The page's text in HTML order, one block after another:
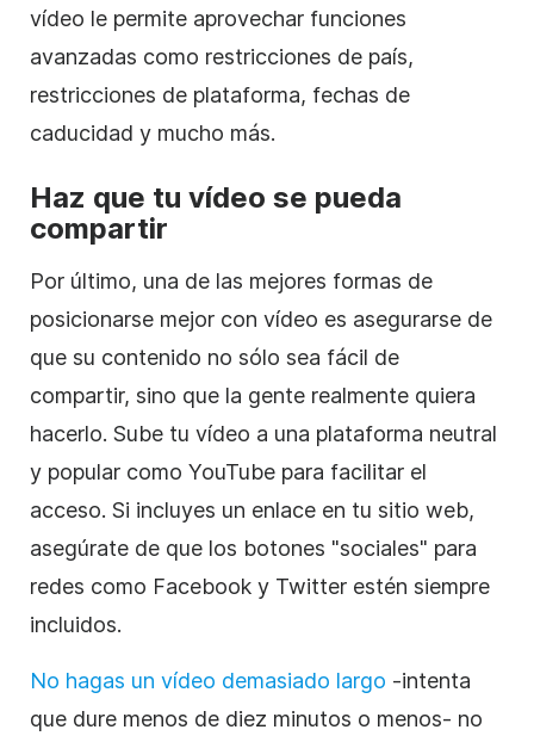
vídeo le permite aprovechar funciones
avanzadas como restricciones de país,
restricciones de plataforma, fechas de
caducidad y mucho más.
Haz que tu vídeo se pueda
compartir
Por último, una de las mejores formas de
posicionarse mejor con vídeo es asegurarse de
que su contenido no sólo sea fácil de
compartir, sino que la gente realmente quiera
hacerlo. Sube tu vídeo a una plataforma neutral
y popular como YouTube para facilitar el
acceso. Si incluyes un enlace en tu sitio web,
asegúrate de que los botones "sociales" para
redes como Facebook y Twitter estén siempre
incluidos.
No hagas un vídeo demasiado largo -intenta
que dure menos de diez minutos o menos- no